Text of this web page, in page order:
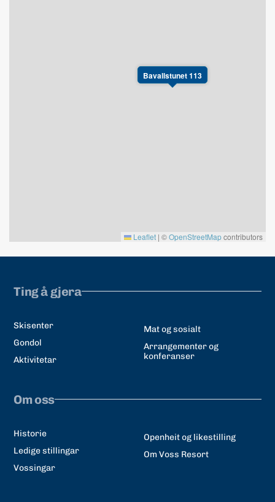
Bavallstunet 113
Leaflet | ©OpenStreetMapcontributors
Ting å gjera
Skisenter
Gondol
Aktivitetar
Mat og sosialt
Arrangementer og
konferanser
Om oss
Historie
Ledige stillingar
Vossingar
Openheit og likestilling
Om Voss Resort